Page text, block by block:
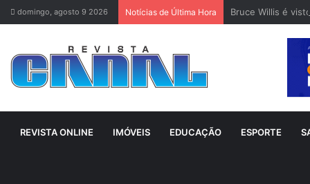
domingo, agosto 9 2026 Notícias de Última Hora Bruce Willis é
REVISTA ONLINE IMÓVEIS EDUCAÇÃO ESPORTE